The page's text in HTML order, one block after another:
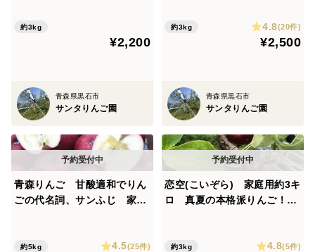
約3kg
¥2,200
青森県黒石市
サンタりんご園
約3kg 4.8(20件)
¥2,500
青森県黒石市
サンタりんご園
青森りんご 甘酸適和でりん
ごの代名詞、サンふじ 家庭
約5kg 4.5(25件)
恋空(こいぞら) 家庭用約3キ
ロ 真夏の本格派りんご！
約3kg 4.8(5件)